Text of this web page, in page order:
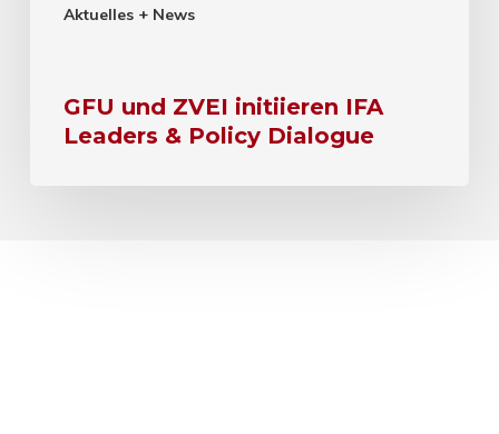
Aktuelles + News
GFU und ZVEI initiieren IFA
Leaders & Policy Dialogue